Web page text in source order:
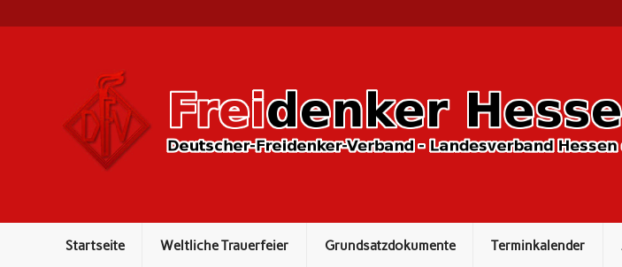
Startseite Weltliche Trauerfeier Grundsatzdokumente Terminkalender